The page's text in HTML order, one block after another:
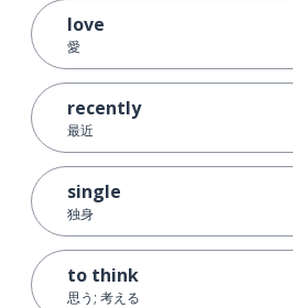
love
愛
recently
最近
single
独身
to think
思う; 考える